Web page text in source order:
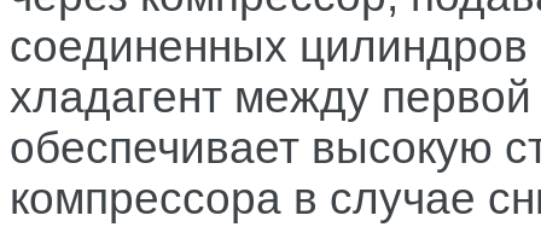
соединенных
хладагент между
обеспечивает высокую
компрессора в случае